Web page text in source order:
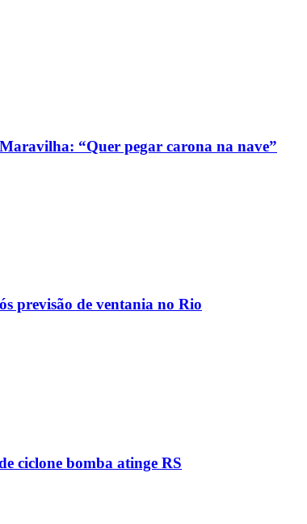
“Quer pegar carona na nave”
previsão de ventania no Rio
ciclone bomba atinge RS